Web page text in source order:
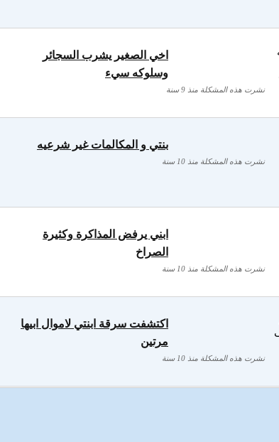
اخي الصغير يشرب السجائر
وسلوكه سيء
نشرت هذه المشكلة منذ 9 سنة
بنتي و المكالمات غير شرعيه
نشرت هذه المشكلة منذ 10 سنة
ابني يرفض المذاكرة وكثيرة
الصراخ
نشرت هذه المشكلة منذ 10 سنة
اكتشفت سرقة ابنتي لاموال ابيها
مرتين
نشرت هذه المشكلة منذ 10 سنة